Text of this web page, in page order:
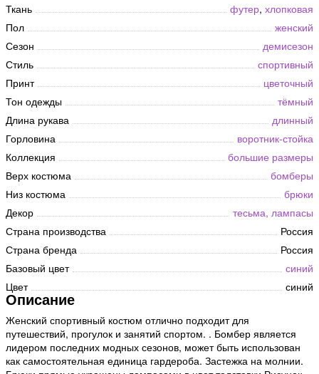
Ткань
футер, хлопковая
Пол
женский
Сезон
демисезон
Стиль
спортивный
Принт
цветочный
Тон одежды
тёмный
Длина рукава
длинный
Горловина
воротник-стойка
Коллекция
большие размеры
Верх костюма
бомберы
Низ костюма
брюки
Декор
тесьма, лампасы
Страна производства
Россия
Страна бренда
Россия
Базовый цвет
синий
Цвет
синий
Описание
Женский спортивный костюм отлично подходит для
путешествий, прогулок и занятий спортом. . Бомбер является
лидером последних модных сезонов, может быть использован
как самостоятельная единица гардероба. Застежка на молнии.